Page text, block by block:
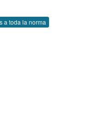
a toda la norma